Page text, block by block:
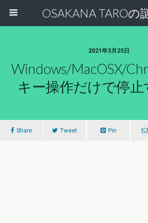
OSAKANA TAROの
2021年3月25日
Windows/MacOSX/
キー操作だけで停止
Share Tweet Pin